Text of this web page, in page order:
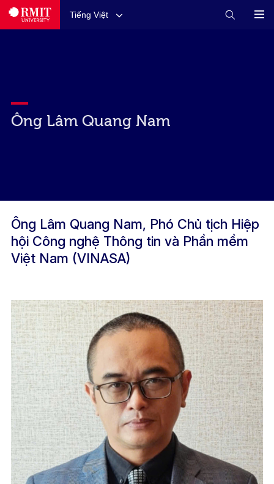
Tiếng Việt
Ông Lâm Quang Nam
Ông Lâm Quang Nam, Phó Chủ tịch Hiệp
hội Công nghệ Thông tin và Phần mềm
Việt Nam (VINASA)